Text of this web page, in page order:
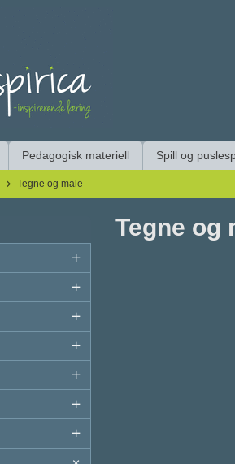
Pedagogisk materiell Spill og
Tegne og male
Tegne og